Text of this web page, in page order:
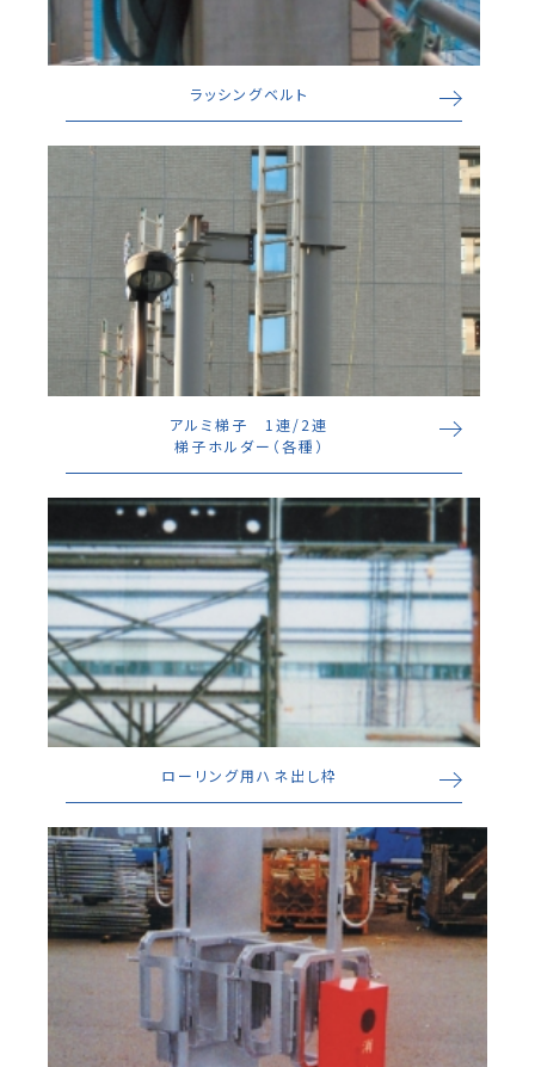
ラッシングベルト
アルミ梯子 1連/2連
梯子ホルダー（各種）
ローリング用ハネ出し枠